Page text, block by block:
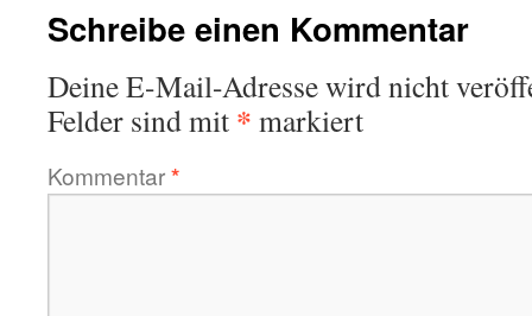
Schreibe einen Kommentar
Deine E-Mail-Adresse wird nicht
Felder sind mit * markiert
Kommentar*